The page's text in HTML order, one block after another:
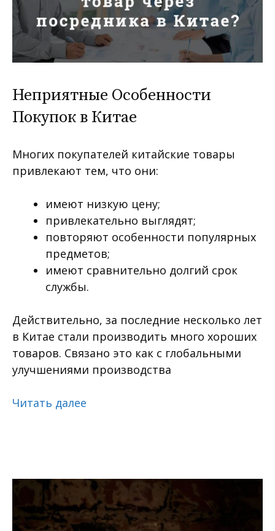
Неприятные Особенности
Покупок в Китае
Многих покупателей китайские товары
привлекают тем, что они:
имеют низкую цену;
привлекательно выглядят;
повторяют особенности популярных
предметов;
имеют сравнительно долгий срок
службы.
Действительно, за последние несколько лет
в Китае стали производить много хороших
товаров. Связано это как с глобальными
улучшениями производства
Читать далее